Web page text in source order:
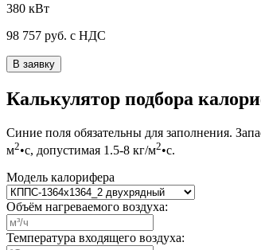
380 кВт
98 757 руб. с НДС
В заявку
Калькулятор подбора
Синие поля обязательны для заполнения.
м2•с, допустимая 1.5-8 кг/м2•с.
Модель калорифера
Объём нагреваемого воздуха:
Температура входящего воздуха: